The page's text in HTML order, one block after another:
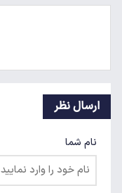
ارسال نظر
نام شما